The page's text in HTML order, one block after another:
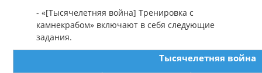
- «[Тысячелетняя война] Тренировка с
камнекрабом» включают в себя следующие
задания.
Тысячелетняя война